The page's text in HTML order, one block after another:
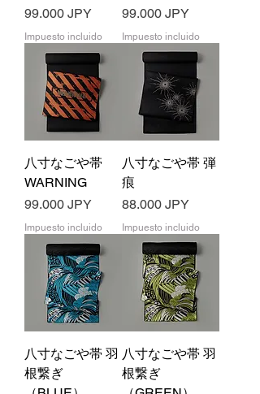
Precio
99.000 JPY
Impuesto incluido
Precio
99.000 JPY
Impuesto incluido
八寸なごや帯
WARNING
Precio
99.000 JPY
Impuesto incluido
八寸なごや帯 弾
痕
Precio
88.000 JPY
Impuesto incluido
八寸なごや帯 羽
根繋ぎ
八寸なごや帯 羽
根繋ぎ